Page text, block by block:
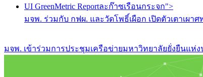
UI GreenMetric Reportละก๊าซเรือนกระจก">
มจพ. ร่วมกับ กฟผ. และวัดโพธิ์เผือก เปิดตัวเตาเผ
มจพ. เข้าร่วมการประชุมเครือข่ายมหาวิทยาลัยยั่งยืนแห่ง